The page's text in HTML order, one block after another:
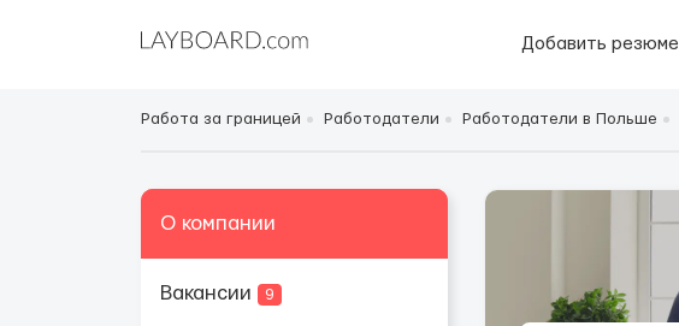
Добавить резюме
Работа за границей Работодатели Работодатели в Польше
О компании
Вакансии 9